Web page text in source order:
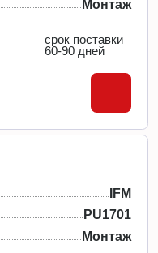
Монтаж
срок поставки
60-90 дней
IFM
PU1701
Монтаж